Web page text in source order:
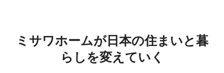
ミサワホームが日本の住まいと暮
らしを変えていく